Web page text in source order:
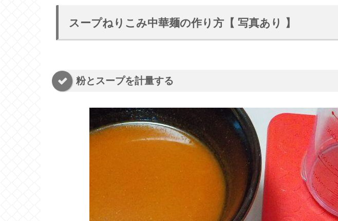
スープねりこみ中華麺の作り方【 写真あり 】
粉とスープを計量する